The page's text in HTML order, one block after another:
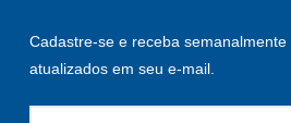
Cadastre-se e receba
atualizados em seu e-mail.